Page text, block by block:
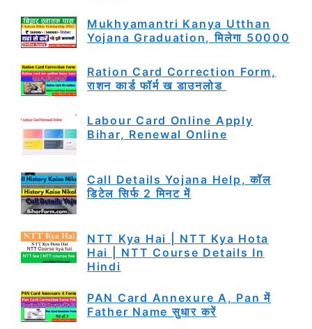
Mukhyamantri Kanya Utthan
Yojana Graduation, मिलेगा 50000
Ration Card Correction Form,
राशन कार्ड फॉर्म ख डाउनलोड
Labour Card Online Apply
Bihar, Renewal Online
Call Details Yojana Help, कॉल
डिटेल सिर्फ 2 मिनट में
NTT Kya Hai | NTT Kya Hota
Hai | NTT Course Details In
Hindi
PAN Card Annexure A, Pan में
Father Name सुधार करें